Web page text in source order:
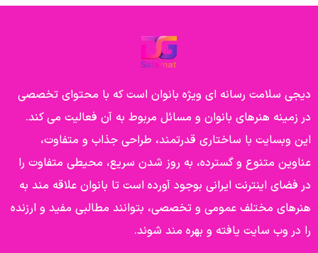
دیجی سلامت رسانه ای ویژه بانوان است که با محتوای تخصصی
در زمینه هنرهای بانوان و مسائل مربوط به آن فعالیت می کند.
این وبسایت با ساختاری قدرتمند، طراحی جذاب و متفاوت،
عناوین متنوع و گسترده، به روز شدن سریع، محیطی متفاوت را
در فضای اینترنت ایرانی بوجود آورده است تا بانوان علاقه مند به
هنرهای مختلف عمومی و تخصصی، بتوانند مطالبی مفید و ارزنده
را در وب سایت یافته و بهره مند شوند.